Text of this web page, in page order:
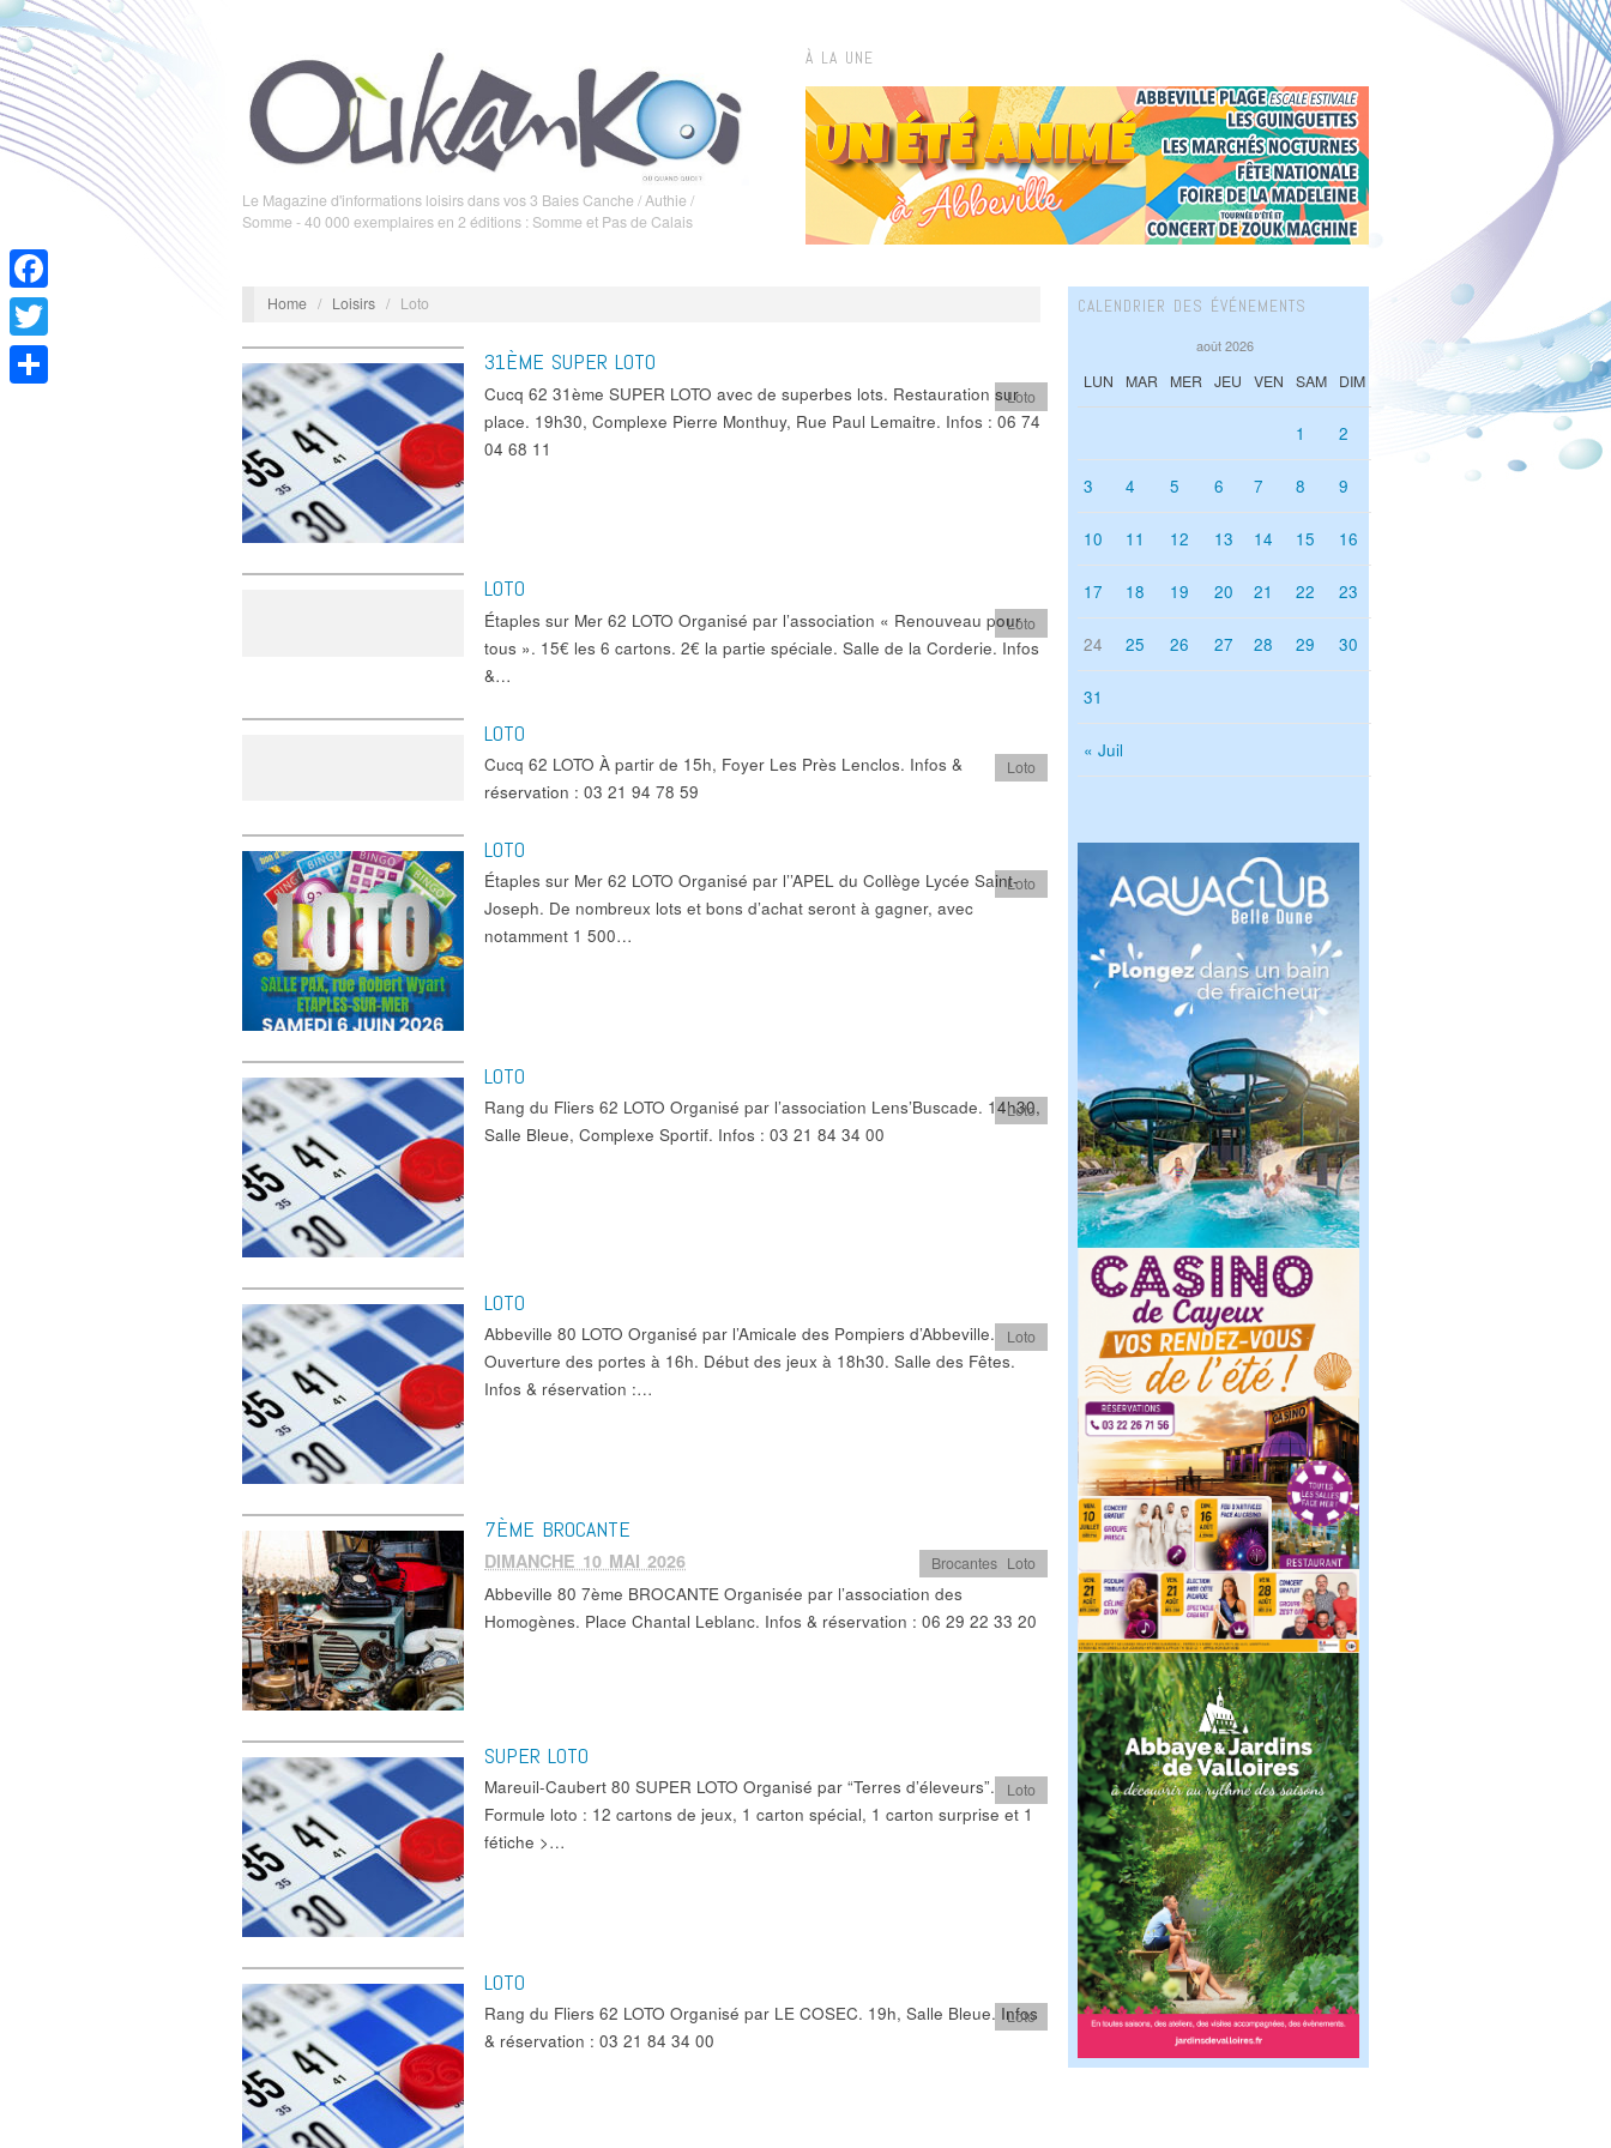
Le Magazine d'informations loisirs dans vos 3 Baies Canche / Authie /
Somme - 40 000 exemplaires en 2 éditions : Somme et Pas de Calais
À LA UNE
Home / Loisirs / Loto
31ÈME SUPER LOTO
Loto
Cucq 62 31ème SUPER LOTO avec de superbes lots. Restauration sur
place. 19h30, Complexe Pierre Monthuy, Rue Paul Lemaitre. Infos : 06 74
04 68 11
LOTO
Loto
Étaples sur Mer 62 LOTO Organisé par l’association « Renouveau pour
tous ». 15€ les 6 cartons. 2€ la partie spéciale. Salle de la Corderie. Infos
&…
LOTO
Loto
Cucq 62 LOTO À partir de 15h, Foyer Les Près Lenclos. Infos &
réservation : 03 21 94 78 59
LOTO
Loto
Étaples sur Mer 62 LOTO Organisé par l’’APEL du Collège Lycée Saint-
Joseph. De nombreux lots et bons d’achat seront à gagner, avec
notamment 1 500…
LOTO
Loto
Rang du Fliers 62 LOTO Organisé par l’association Lens’Buscade. 14h30,
Salle Bleue, Complexe Sportif. Infos : 03 21 84 34 00
LOTO
Loto
Abbeville 80 LOTO Organisé par l’Amicale des Pompiers d’Abbeville.
Ouverture des portes à 16h. Début des jeux à 18h30. Salle des Fêtes.
Infos & réservation :…
7ÈME BROCANTE
DIMANCHE 10 MAI 2026 Brocantes Loto
Abbeville 80 7ème BROCANTE Organisée par l’association des
Homogènes. Place Chantal Leblanc. Infos & réservation : 06 29 22 33 20
SUPER LOTO
Loto
Mareuil-Caubert 80 SUPER LOTO Organisé par “Terres d’éleveurs”.
Formule loto : 12 cartons de jeux, 1 carton spécial, 1 carton surprise et 1
fétiche >…
LOTO
Loto
Rang du Fliers 62 LOTO Organisé par LE COSEC. 19h, Salle Bleue. Infos
& réservation : 03 21 84 34 00
CALENDRIER DES ÉVÉNEMENTS
août 2026
LUN MAR MER JEU VEN SAM DIM
« Juil
1 2
3 4 5 6 7 8 9
10 11 12 13 14 15 16
17 18 19 20 21 22 23
24 25 26 27 28 29 30
31
Facebook
Twitter